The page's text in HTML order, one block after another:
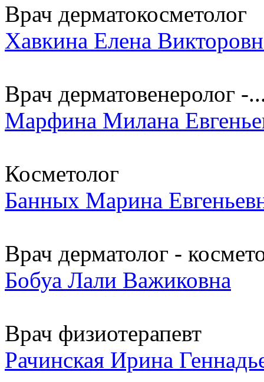
Врач дерматокосметолог
Хавкина Елена
Врач дерматовенеролог -
Марфина Милана
Косметолог
Банных Марина
Врач дерматолог -
Бобуа Лали Важиковна
Врач физиотерапевт
Рачинская Ирина